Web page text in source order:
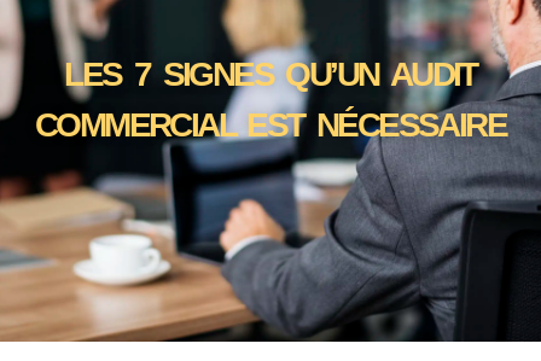
LES 7 SIGNES QU’UN AUDIT
COMMERCIAL EST NÉCESSAIRE